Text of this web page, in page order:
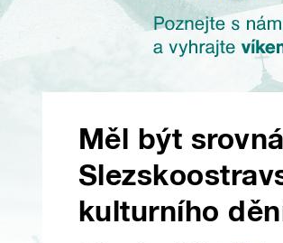
Měl být
kulturního